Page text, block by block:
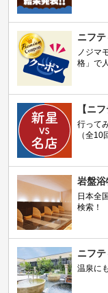
ニフ
ノジマ
格」で
【ニ
行って
（全10
岩盤浴
日本全
検索！
ニフ
温泉に